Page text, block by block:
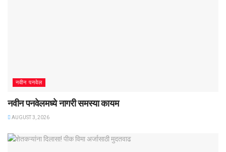
नवीन पनवेल
नवीन पनवेलमध्ये नागरी समस्या कायम
AUGUST 3, 2026